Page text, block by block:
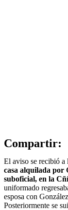
Compartir:
El aviso se recibió a
casa alquilada por
suboficial, en la
uniformado
esposa con
Posteriormente se